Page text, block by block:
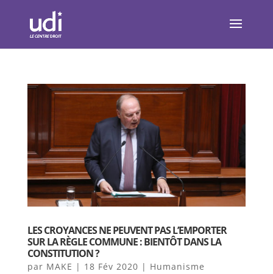
LES CROYANCES NE PEUVENT PAS L’EMPORTER
SUR LA RÈGLE COMMUNE : BIENTÔT DANS LA
CONSTITUTION ?
par MAKE | 18 Fév 2020 | Humanisme